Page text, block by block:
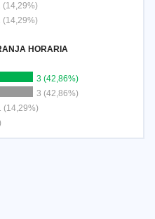
(14,29%)
(14,29%)
HORARIA
3 (42,86%)
3 (42,86%)
(14,29%)